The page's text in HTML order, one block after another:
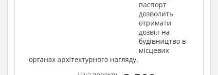
паспорт
дозволить
отримати
дозвіл на
будівництво в
місцевих
органах архітектурного нагляду.